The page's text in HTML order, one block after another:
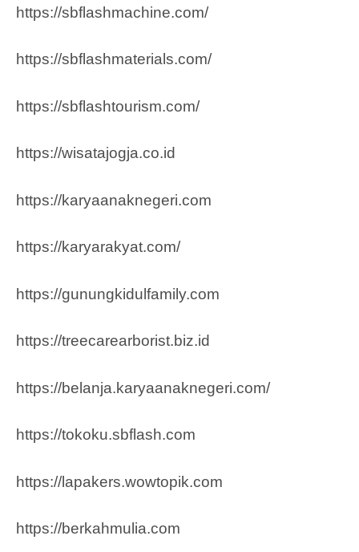
https://sbflashmachine.com/
https://sbflashmaterials.com/
https://sbflashtourism.com/
https://wisatajogja.co.id
https://karyaanaknegeri.com
https://karyarakyat.com/
https://gunungkidulfamily.com
https://treecarearborist.biz.id
https://belanja.karyaanaknegeri.com/
https://tokoku.sbflash.com
https://lapakers.wowtopik.com
https://berkahmulia.com